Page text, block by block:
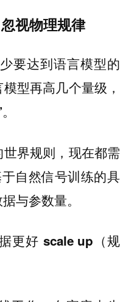
视物理规律
要达到语言模型的
型再高几个量级，
界规则，现在都需
自然信号训练的具
与参数量。
更好 scale up（规